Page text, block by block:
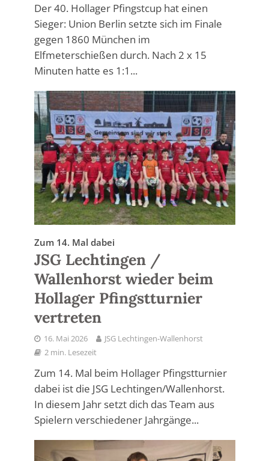
Der 40. Hollager Pfingstcup hat einen
Sieger: Union Berlin setzte sich im Finale
gegen 1860 München im
Elfmeterschießen durch. Nach 2 x 15
Minuten hatte es 1:1...
Zum 14. Mal dabei
JSG Lechtingen /
Wallenhorst wieder beim
Hollager Pfingstturnier
vertreten
16. Mai 2026
JSG Lechtingen-Wallenhorst
2 min. Lesezeit
Zum 14. Mal beim Hollager Pfingstturnier
dabei ist die JSG Lechtingen/Wallenhorst.
In diesem Jahr setzt dich das Team aus
Spielern verschiedener Jahrgänge...